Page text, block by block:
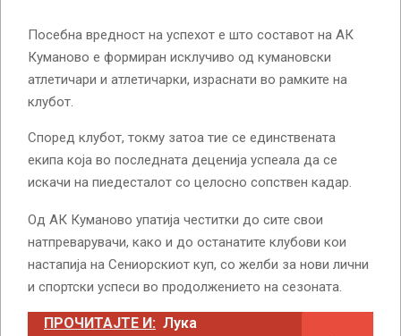
Посебна вредност на успехот е што составот на АК
Куманово е формиран исклучиво од кумановски
атлетичари и атлетичарки, израснати во рамките на
клубот.
Според клубот, токму затоа тие се единствената
екипа која во последната деценија успеала да се
искачи на пиедесталот со целосно сопствен кадар.
Од АК Куманово упатија честитки до сите свои
натпреварувачи, како и до останатите клубови кои
настапија на Сениорскиот куп, со желби за нови лични
и спортски успеси во продолжението на сезоната.
ПРОЧИТАЈТЕ И: Лука